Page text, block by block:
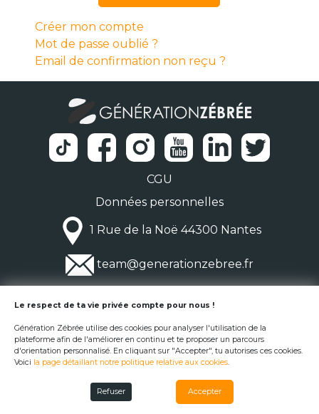
Créer mon compte
Mot de passe oublié ?
Email de confirmation non reçu ?
CGU
Données personnelles
1 Rue de la Noë 44300 Nantes
team@generationzebree.fr
© Génération Zébrée 2026
Le respect de ta vie privée compte pour nous !
Génération Zébrée utilise des cookies pour analyser l'utilisation de la
plateforme afin de l'améliorer en continu et te proposer un parcours
d'orientation personnalisé. En cliquant sur "Accepter", tu autorises ces cookies.
Voici la page détaillant notre politique relative aux cookies.
Refuser Accepter